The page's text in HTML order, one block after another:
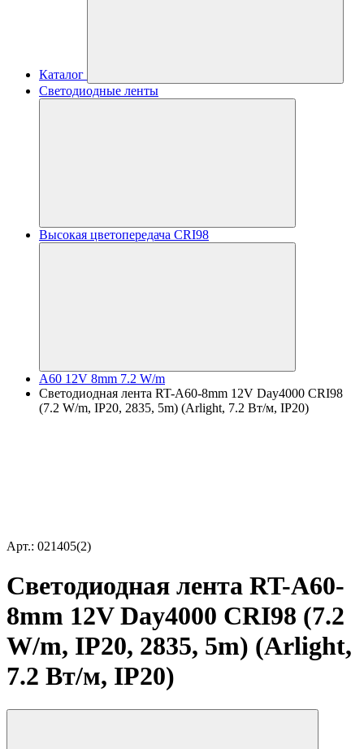
Каталог
Светодиодные ленты
Высокая цветопередача CRI98
A60 12V 8mm 7.2 W/m
Светодиодная лента RT-A60-8mm 12V Day4000 CRI98
(7.2 W/m, IP20, 2835, 5m) (Arlight, 7.2 Вт/м, IP20)
Арт.: 021405(2)
Светодиодная лента RT-A60-
8mm 12V Day4000 CRI98 (7.2
W/m, IP20, 2835, 5m) (Arlight,
7.2 Вт/м, IP20)